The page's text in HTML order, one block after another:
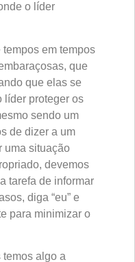
o líder
em tempos
que
que elas se
líder proteger os
sendo um
de dizer a um
uma situação
devemos
tarefa de informar
diga “eu” e
para minimizar o
algo a